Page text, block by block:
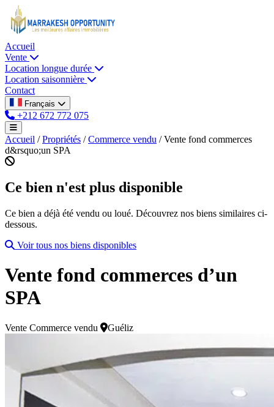
Accueil
Vente
Location longue durée
Location saisonnière
Contact
Français
+212 672 772 075
Accueil / Propriétés / Commerce vendu / Vente fond commerces
d&rsquo;un SPA
Ce bien n'est plus disponible
Ce bien a déjà été vendu ou loué. Découvrez nos biens similaires ci-
dessous.
Voir tous nos biens disponibles
Vente fond commerces d’un
SPA
Vente Commerce vendu Guéliz